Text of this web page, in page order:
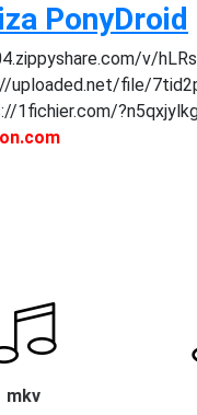
PonyDroid
v/
uploaded.net/file/
1fichier.com/
mkv